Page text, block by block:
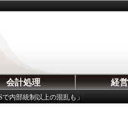
会計処理 経
内部統制以上の混乱も」